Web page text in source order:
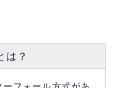
は？